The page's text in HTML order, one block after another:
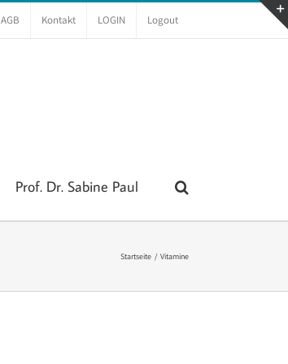
AGB Kontakt LOGIN Logout
Prof. Dr. Sabine Paul
Startseite Vitamine